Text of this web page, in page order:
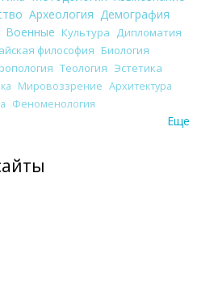
Археология Демография
Военные Культура
Дипломатия
философия Биология
Теология Эстетика
Мировоззрение Архитектура
Феноменология
Еще